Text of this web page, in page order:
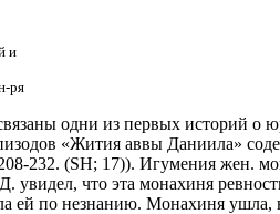
и
ря
одни из первых историй о
«Жития аввы Даниила»
232. (SH; 17)). Игумения жен.
что эта монахиня
ей по незнанию. Монахиня ушла,